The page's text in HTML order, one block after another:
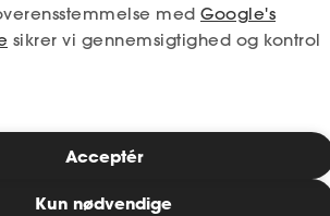
Bliv medlem
gymnasielærere
ren – hvem står så bag dig?
med Google's
sikrer vi gennemsigtighed og kontrol
Kun nødvendige
Acceptér